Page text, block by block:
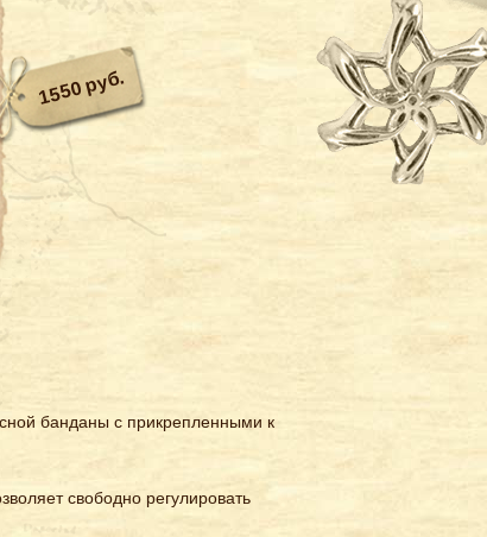
1550 руб.
банданы с прикрепленными к
свободно регулировать